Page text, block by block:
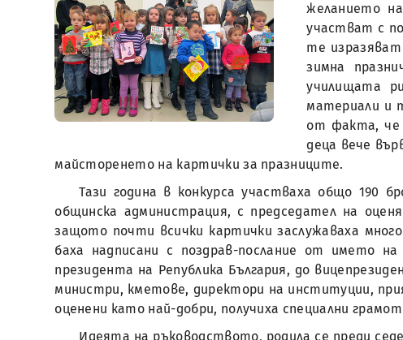
желанието
участват с
те изразяват
зимна
училищата
материали и
от факта, че
деца вече
майсторенето на картички за празниците.
Тази година в конкурса участваха общо
общинска администрация, с председател на
защото почти всички картички заслужаваха
баха надписани с поздрав-послание от името
президента на Република България, до
министри, кметове, директори на институции,
оценени като най-добри, получиха специални
Идеята на ръководството, родила се преди